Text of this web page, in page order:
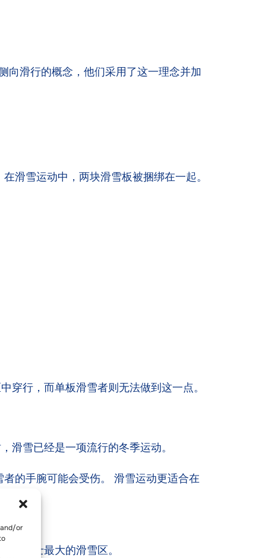
or
向滑行的概念，他们采用了这一理念并加
滑雪运动中，两块滑雪板被捆绑在一起。
穿行，而单板滑雪者则无法做到这一点。
滑雪已经是一项流行的冬季运动。
的手腕可能会受伤。 滑雪运动更适合在
是瑞士最大的滑雪区。